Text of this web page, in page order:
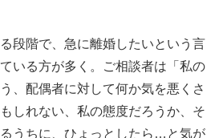
段階で、急に離婚したいという言
いる方が多く。ご相談者は「私の
、配偶者に対して何か気を悪くさ
しれない、私の態度だろうか、そ
うちに、ひょっとしたら…と気が